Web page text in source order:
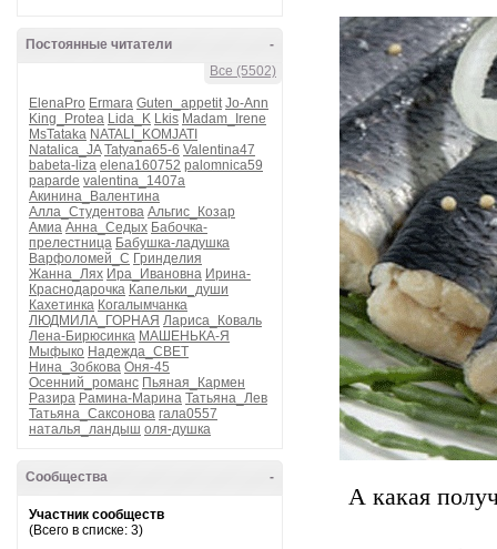
-
Постоянные читатели
Все (5502)
ElenaPro Ermara Guten_appetit Jo-Ann
King_Protea Lida_K Lkis Madam_Irene
MsTataka NATALI_KOMJATI
Natalica_JA Tatyana65-6 Valentina47
babeta-liza elena160752 palomnica59
paparde valentina_1407a
Акинина_Валентина
Алла_Студентова Альгис_Козар
Амиа Анна_Седых Бабочка-
прелестница Бабушка-ладушка
Варфоломей_С Гринделия
Жанна_Лях Ира_Ивановна Ирина-
Краснодарочка Капельки_души
Кахетинка Когалымчанка
ЛЮДМИЛА_ГОРНАЯ Лариса_Коваль
Лена-Бирюсинка МАШЕНЬКА-Я
Мыфыко Надежда_СВЕТ
Нина_Зобкова Оня-45
Осенний_романс Пьяная_Кармен
Разира Рамина-Марина Татьяна_Лев
Татьяна_Саксонова гала0557
наталья_ландыш оля-душка
-
Сообщества
Участник сообществ
(Всего в списке: 3)
А какaя